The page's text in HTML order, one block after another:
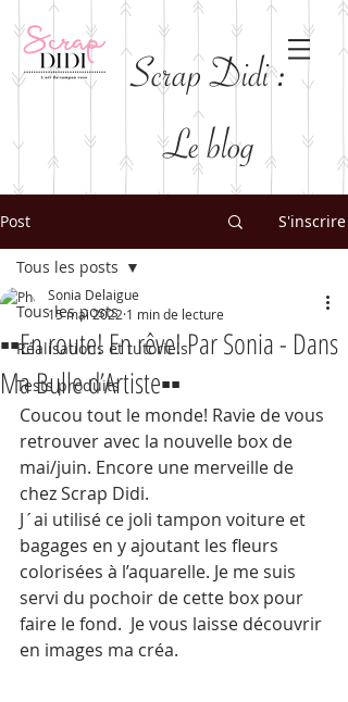
Scrap Didi :
Le blog
Post S'inscrire
Tous les posts
Réalisations et tutoriels
Tests produits
Tous les posts
▪️▪️En route! En rêve! Par Sonia - Dans
Ma Bulle d’Artiste▪️▪️
Sonia Delaigue
15 mai 2022 1 min de lecture
Coucou tout le monde! Ravie de vous
retrouver avec la nouvelle box de
mai/juin. Encore une merveille de
chez Scrap Didi.
J´ai utilisé ce joli tampon voiture et
bagages en y ajoutant les fleurs
colorisées à l’aquarelle. Je me suis
servi du pochoir de cette box pour
faire le fond.  Je vous laisse découvrir
en images ma créa.